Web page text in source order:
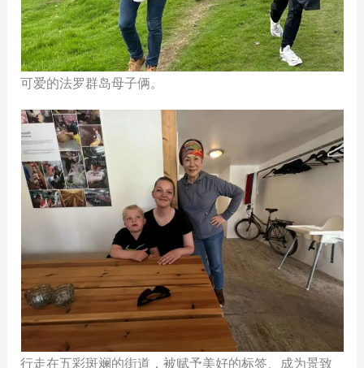
可爱的法罗群岛母子俩。
行走在五彩斑斓的街道，被赋予美好的标签、成为景致